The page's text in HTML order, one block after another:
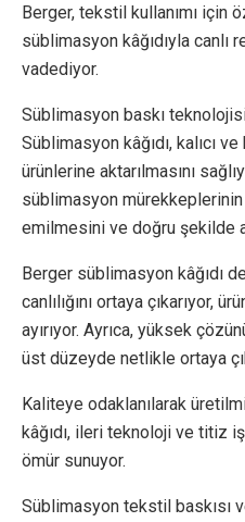
Berger, tekstil kullanımı için
süblimasyon kâğıdıyla canlı
vadediyor.
Süblimasyon baskı
Süblimasyon kâğıdı, kalıcı
ürünlerine aktarılmasını
süblimasyon
emilmesini ve doğru şekilde
Berger süblimasyon kâğıdı
canlılığını ortaya çıkarıyor,
ayırıyor. Ayrıca, yüksek
üst düzeyde netlikle ortaya
Kaliteye odaklanılarak
kâğıdı, ileri teknoloji ve titiz
ömür sunuyor.
Süblimasyon tekstil baskısı